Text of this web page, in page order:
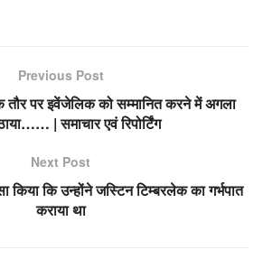
Previous Post
तौर पर इवेंजेलिक को सम्मानित करने में अगला
| समाचार एवं रिपोर्टिंग
Next Post
किया कि उन्होंने जस्टिन टिम्बरलेक का गर्भपात
कराया था